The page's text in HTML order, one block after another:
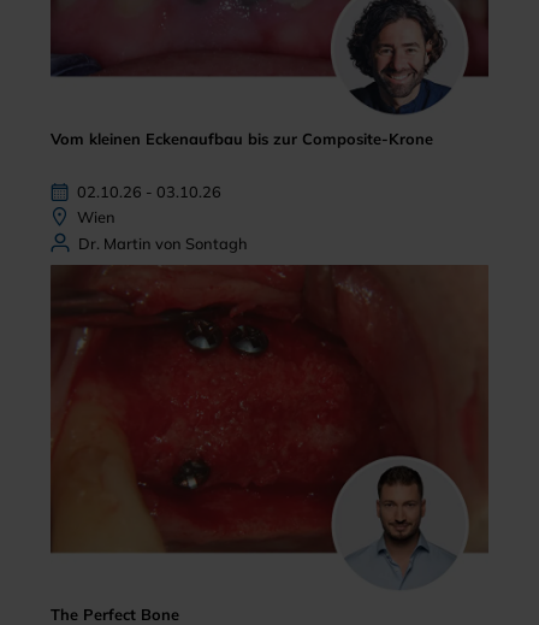
Vom kleinen Eckenaufbau bis zur Composite-Krone
02.10.26 - 03.10.26
Wien
Dr. Martin von Sontagh
The Perfect Bone